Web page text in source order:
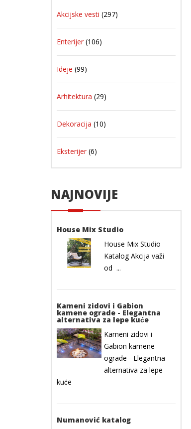
Akcijske vesti (297)
Enterijer (106)
Ideje (99)
Arhitektura (29)
Dekoracija (10)
Eksterijer (6)
NAJNOVIJE
House Mix Studio
House Mix Studio
Katalog Akcija važi
od ...
Kameni zidovi i Gabion
kamene ograde - Elegantna
alternativa za lepe kuće
Kameni zidovi i
Gabion kamene
ograde - Elegantna
alternativa za lepe
kuće
Numanović katalog